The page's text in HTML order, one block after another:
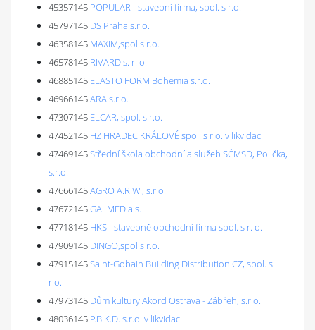
45357145 POPULAR - stavební firma, spol. s r.o.
45797145 DS Praha s.r.o.
46358145 MAXIM,spol.s r.o.
46578145 RIVARD s. r. o.
46885145 ELASTO FORM Bohemia s.r.o.
46966145ARA s.r.o.
47307145 ELCAR, spol. s r.o.
47452145 HZ HRADEC KRÁLOVÉ spol. s r.o. v likvidaci
47469145Střední škola obchodní a služeb SČMSD, Polička,
s.r.o.
47666145AGRO A.R.W., s.r.o.
47672145GALMED a.s.
47718145 HKS - stavebně obchodní firma spol. s r. o.
47909145 DINGO,spol.s r.o.
47915145Saint-Gobain Building Distribution CZ, spol. s
r.o.
47973145 Dům kultury Akord Ostrava - Zábřeh, s.r.o.
48036145 P.B.K.D. s.r.o. v likvidaci